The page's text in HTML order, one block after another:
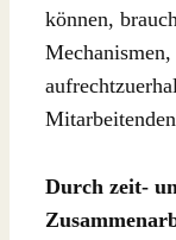
können,
Durch zeit-